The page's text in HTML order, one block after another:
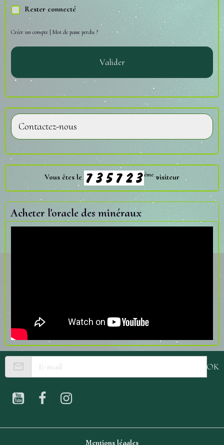
Rester connecté
Créer un compte | Mot de passe perdu ?
Valider
Contactez-nous
Vous êtes le ème visiteur
Acheter l'oracle des minéraux
OK
Mentions légales